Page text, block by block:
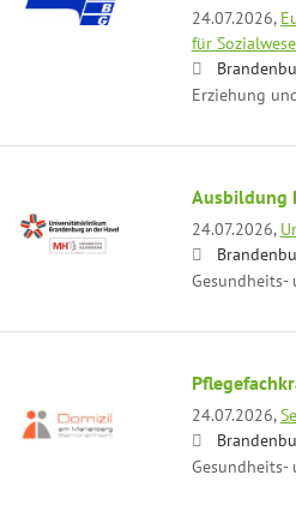
24.07.2026,
für
Erziehung
Ausbildung
24.07.2026,
Gesundheits-
24.07.2026,
Gesundheits-